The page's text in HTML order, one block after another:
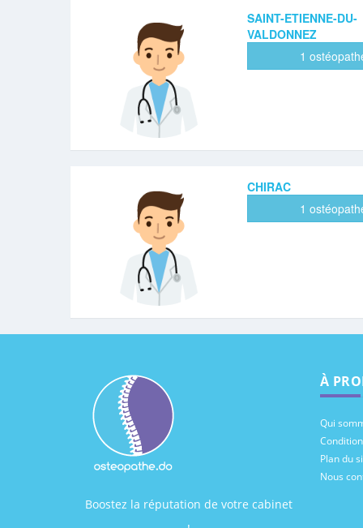
SAINT-ETIENNE-DU-
VALDONNEZ
1
CHIRAC
1
Boostez la réputation de votre cabinet
À
Qui
Plan du
Nous